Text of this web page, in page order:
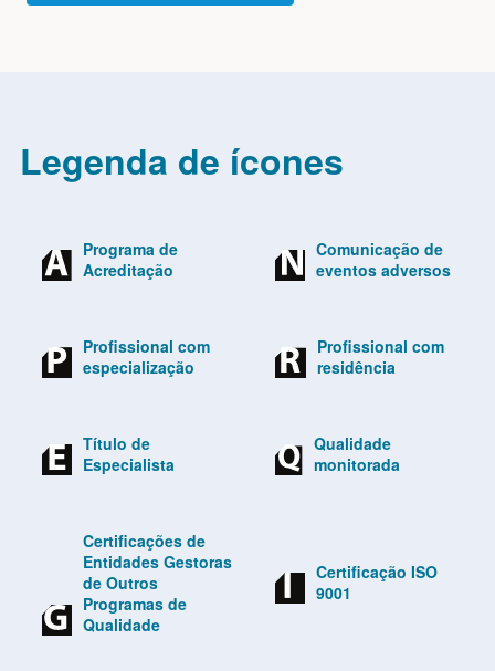
Legenda de ícones
Programa de
Acreditação
Comunicação de
eventos adversos
Profissional com
especialização
Profissional com
residência
Título de
Especialista
Qualidade
monitorada
Certificações de
Entidades Gestoras
de Outros
Programas de
Qualidade
Certificação ISO
9001